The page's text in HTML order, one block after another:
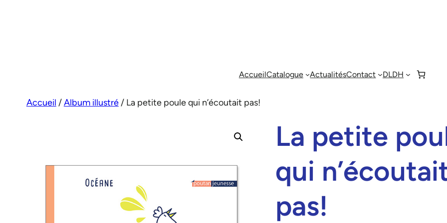
AccueilCatalogue ActualitésContact DLDH
Accueil /Album illustré/ La petite poule qui n’écoutait pas!
La petite
qui
pas!